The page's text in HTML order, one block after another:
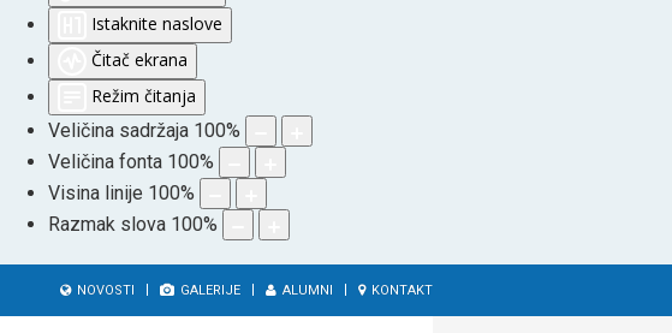
Istaknite naslove
Čitač ekrana
Režim čitanja
Veličina sadržaja 100%
Veličina fonta 100%
Visina linije 100%
Razmak slova 100%
NOVOSTI GALERIJE ALUMNI KONTAKT